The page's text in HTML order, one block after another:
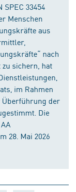
33454
Menschen
aus
nach
sichern, hat
im Rahmen
der
Die
28. Mai 2026